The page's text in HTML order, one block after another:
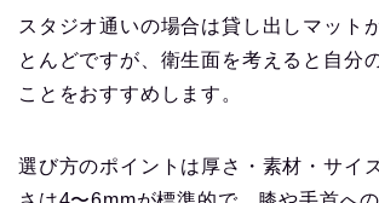
スタジオ通いの場合は貸し出しマット
とんどですが、衛生面を考えると自分
ことをおすすめします。
選び方のポイントは厚さ・素材・サイ